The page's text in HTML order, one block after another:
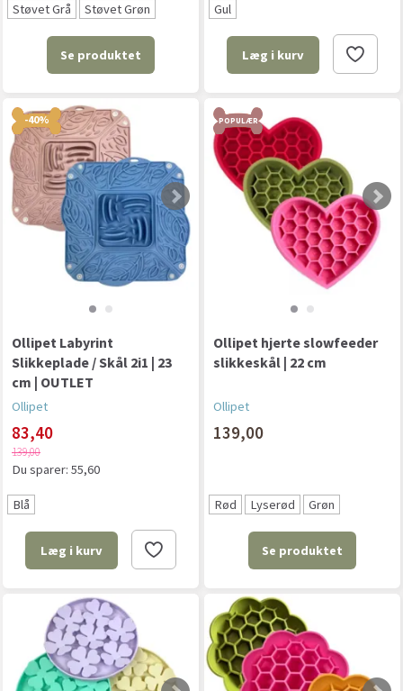
Støvet Grå Støvet Grøn
Se produktet
Gul
Læg i kurv
-40%
Ollipet Labyrint
Slikkeplade / Skål 2i1 | 23
cm | OUTLET
Ollipet
83,40
139,00
Du sparer: 55,60
Blå
Læg i kurv
POPULÆR
Ollipet hjerte slowfeeder
slikkeskål | 22 cm
Ollipet
139,00
Rød Lyserød Grøn
Se produktet